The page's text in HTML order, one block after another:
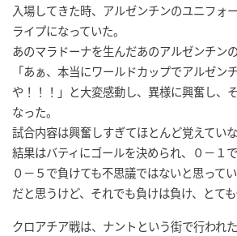
入場してきた時、アルゼンチンのユニフォ
ライプになっていた。
あのマラドーナを生んだあのアルゼンチン
「あぁ、本当にワールドカップでアルゼン
や！！！」と大変感動し、異様に興奮し、
なった。
試合内容は興奮しすぎてほとんど覚えていな
結果はバティにゴールを決められ、０－１で
０－５で負けても不思議ではないと思って
だと思うけど、それでも負けは負け、とても
クロアチア戦は、ナントという街で行われた